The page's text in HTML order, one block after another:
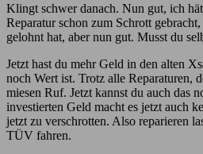
Klingt schwer danach. Nun gut, ich
Reparatur schon zum Schrott
gelohnt hat, aber nun gut. Musst du
Jetzt hast du mehr Geld in den alten
noch Wert ist. Trotz alle Reparaturen,
miesen Ruf. Jetzt kannst du auch das
investierten Geld macht es jetzt auch
jetzt zu verschrotten. Also reparieren
TÜV fahren.